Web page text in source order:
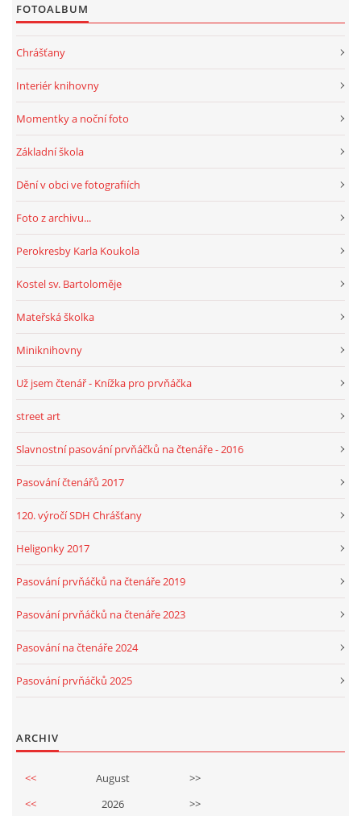
FOTOALBUM
Chrášťany
Interiér knihovny
Momentky a noční foto
Základní škola
Dění v obci ve fotografiích
Foto z archivu...
Perokresby Karla Koukola
Kostel sv. Bartoloměje
Mateřská školka
Miniknihovny
Už jsem čtenář - Knížka pro prvňáčka
street art
Slavnostní pasování prvňáčků na čtenáře - 2016
Pasování čtenářů 2017
120. výročí SDH Chrášťany
Heligonky 2017
Pasování prvňáčků na čtenáře 2019
Pasování prvňáčků na čtenáře 2023
Pasování na čtenáře 2024
Pasování prvňáčků 2025
ARCHIV
<< August
>>
<<
2026 >>